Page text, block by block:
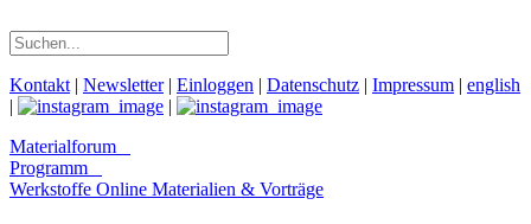
Kontakt | Newsletter| Einloggen | Datenschutz | Impressum | english
|
|
Materialforum
Programm
Werkstoffe Online Materialien & Vorträge